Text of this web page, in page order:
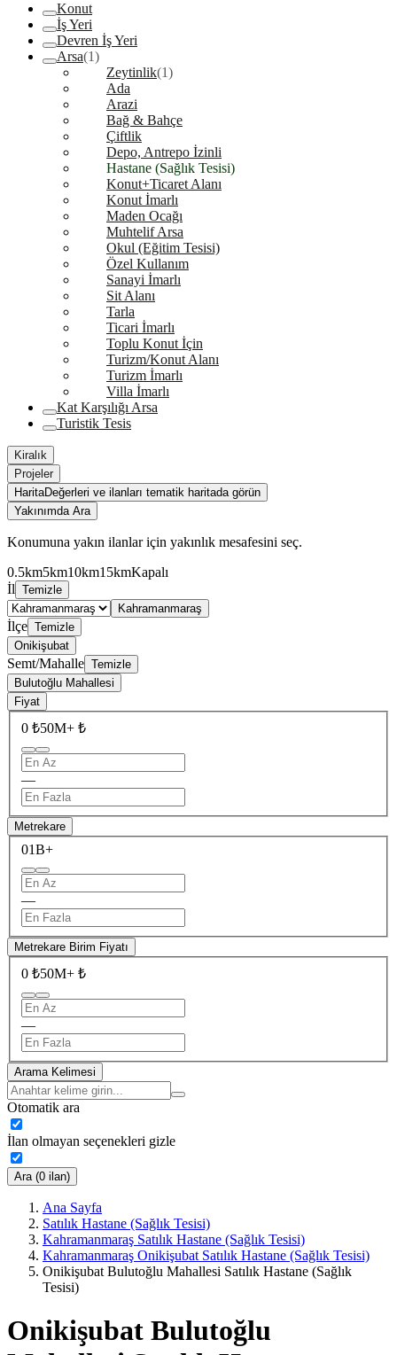
Konut
İş Yeri
Devren İş Yeri
Arsa(1)
Zeytinlik(1)
Ada
Arazi
Bağ & Bahçe
Çiftlik
Depo, Antrepo İzinli
Hastane (Sağlık Tesisi)
Konut+Ticaret Alanı
Konut İmarlı
Maden Ocağı
Muhtelif Arsa
Okul (Eğitim Tesisi)
Özel Kullanım
Sanayi İmarlı
Sit Alanı
Tarla
Ticari İmarlı
Toplu Konut İçin
Turizm/Konut Alanı
Turizm İmarlı
Villa İmarlı
Kat Karşılığı Arsa
Turistik Tesis
Kiralık
Projeler
HaritaDeğerleri ve ilanları tematik haritada görün
Yakınımda Ara
Konumuna yakın ilanlar için yakınlık mesafesini seç.
0.5km5km10km15kmKapalı
İl Temizle
Kahramanmaraş
İlçe Temizle
Onikişubat
Semt/Mahalle Temizle
Bulutoğlu Mahallesi
Fiyat
0 ₺50M+ ₺
—
Metrekare
01B+
—
Metrekare Birim Fiyatı
0 ₺50M+ ₺
—
Arama Kelimesi
Otomatik ara
İlan olmayan seçenekleri gizle
Ara (0 ilan)
Ana Sayfa
Satılık Hastane (Sağlık Tesisi)
Kahramanmaraş Satılık Hastane (Sağlık Tesisi)
Kahramanmaraş Onikişubat Satılık Hastane (Sağlık Tesisi)
Onikişubat Bulutoğlu Mahallesi Satılık Hastane (Sağlık
Tesisi)
Onikişubat Bulutoğlu